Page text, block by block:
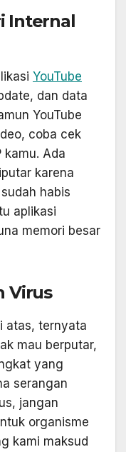
Internal
YouTube
dan data
YouTube
coba cek
kamu. Ada
karena
habis
aplikasi
memori besar
Virus
atas, ternyata
mau berputar,
yang
serangan
jangan
organisme
kami maksud